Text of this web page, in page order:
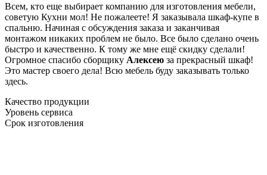
Всем, кто еще выбирает компанию для изготовления мебели,
советую Кухни мол! Не пожалеете! Я заказывала шкаф-купе в
спальню. Начиная с обсуждения заказа и заканчивая
монтажом никаких проблем не было. Все было сделано очень
быстро и качественно. К тому же мне ещё скидку сделали!
Огромное спасибо сборщику Алексею за прекрасный шкаф!
Это мастер своего дела! Всю мебель буду заказывать только
здесь.
Качество продукции
Уровень сервиса
Срок изготовления